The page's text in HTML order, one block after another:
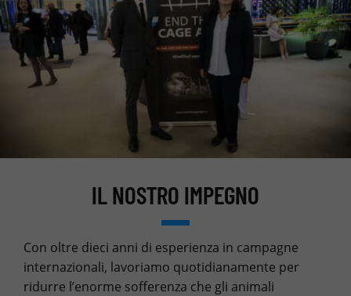
IL NOSTRO IMPEGNO
Con oltre dieci anni di esperienza in campagne
internazionali, lavoriamo quotidianamente per
ridurre l’enorme sofferenza che gli animali